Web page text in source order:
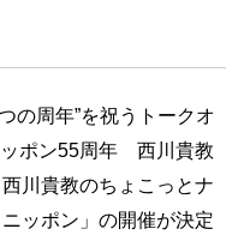
の周年”を祝うトークオ
ッポン55周年 西川貴教
川貴教のちょこっとナ
ッポン」の開催が決定